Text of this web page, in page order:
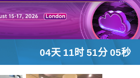
04天 11时 51分 04秒